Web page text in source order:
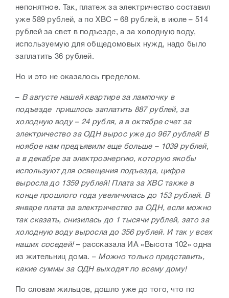
непонятное. Так, платеж за электричество составил
уже 589 рублей, а по ХВС – 68 рублей, в июле – 514
рублей за свет в подъезде, а за холодную воду,
используемую для общедомовых нужд, надо было
заплатить 36 рублей.
Но и это не оказалось пределом.
– В августе нашей квартире за лампочку в
подъезде пришлось заплатить 887 рублей, за
холодную воду – 24 рубля, а в октябре счет за
электричество за ОДН вырос уже до 967 рублей! В
ноябре нам предъявили еще больше – 1039 рублей,
а в декабре за электроэнергию, которую якобы
используют для освещения подъезда, цифра
выросла до 1359 рублей! Плата за ХВС также в
конце прошлого года увеличилась до 153 рублей. В
январе плата за электричество за ОДН, если можно
так сказать, снизилась до 1 тысячи рублей, зато за
холодную воду выросла до 356 рублей. И так у всех
наших соседей! – рассказала ИА «Высота 102» одна
из жительниц дома. – Можно только представить,
какие суммы за ОДН выходят по всему дому!
По словам жильцов, дошло уже до того, что по